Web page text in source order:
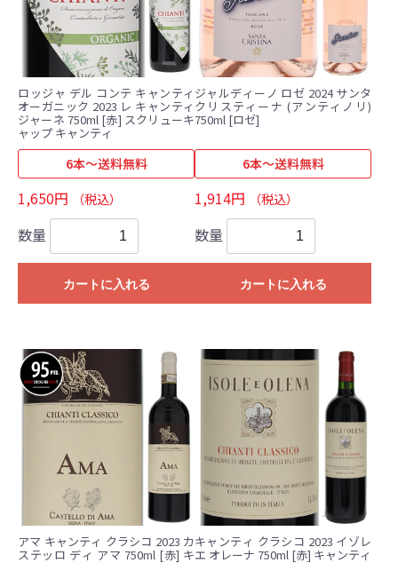
ロッジャ デル コンテ キャンティ
オーガニック 2023 レ キャンティ
ジャーネ 750ml [赤] スクリューキ
ャップ キャンティ
6本～送料無料
1,650円 （税込）
数量
カートに入れる
ジャルディーノ ロゼ 2024 サンタ
クリスティーナ (アンティノリ)
750ml [ロゼ]
6本～送料無料
1,914円 （税込）
数量
カートに入れる
アマ キャンティ クラシコ 2023 カ
ステッロ ディ アマ 750ml [赤] キ
キャンティ クラシコ 2023 イゾレ
エ オレーナ 750ml [赤] キャンティ